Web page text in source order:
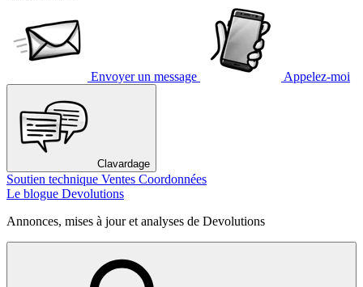
Envoyer un message Appelez-moi
Clavardage
Soutien technique Ventes Coordonnées
Le blogue Devolutions
Annonces, mises à jour et analyses de Devolutions